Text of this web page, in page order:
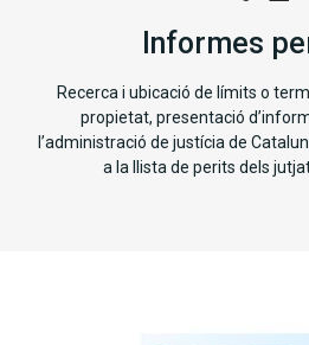
Informes
Recerca i ubicació de límits o
propietat, presentació
l’administració de justícia de
a la llista de perits dels